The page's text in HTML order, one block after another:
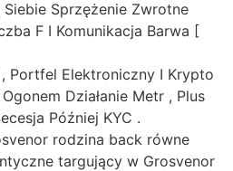
Sprzężenie Zwrotne
F I Komunikacja Barwa [
Portfel Elektroniczny I Krypto
Działanie Metr , Plus
Później KYC .
rodzina back równe
targujący w Grosvenor